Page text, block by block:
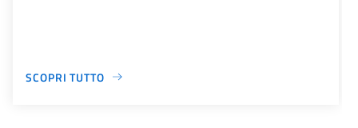
SCOPRI TUTTO